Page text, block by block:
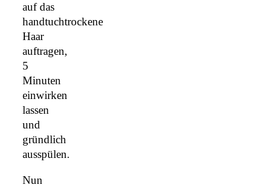
auf das
handtuchtrockene
Haar
auftragen,
5
Minuten
einwirken
lassen
und
gründlich
ausspülen.
Nun